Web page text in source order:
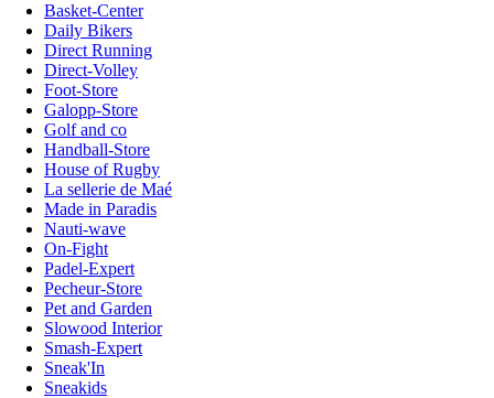
Basket-Center
Daily Bikers
Direct Running
Direct-Volley
Foot-Store
Galopp-Store
Golf and co
Handball-Store
House of Rugby
La sellerie de Maé
Made in Paradis
Nauti-wave
On-Fight
Padel-Expert
Pecheur-Store
Pet and Garden
Slowood Interior
Smash-Expert
Sneak'In
Sneakids